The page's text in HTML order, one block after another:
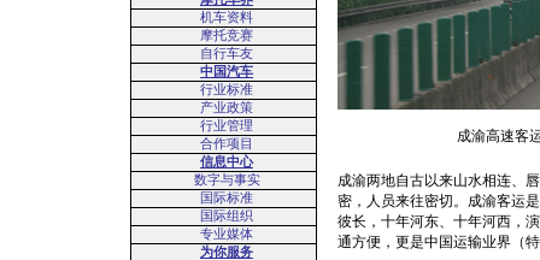
机车资料
摩托竞赛
自行车友
中国汽车
行业标准
产业政策
行业管理
合作项目
信息中心
数字与事实
国际标准
国际组织
专业媒体
为你服务
成渝高速客
成渝两地自古以来山水相连、
密，人员来往密切。成渝客运
彼长，十年河东、十年河西，
通方便，更是中国运输业界（